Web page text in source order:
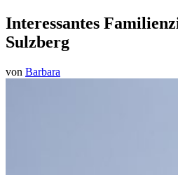
Interessantes
Sulzberg
von Barbara